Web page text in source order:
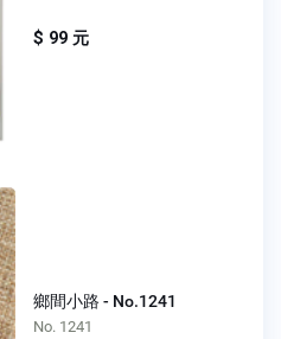
$ 99 元
鄉間小路 - No.1241
No. 1241